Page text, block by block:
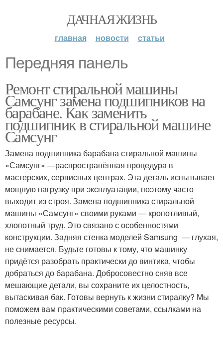
ДАЧНАЯ ЖИЗНЬ
главная новости статьи
Передняя панель
Ремонт стиральной машины
Самсунг замена подшипников на
барабане. Как заменить
подшипник в стиральной машине
Самсунг
Замена подшипника барабана стиральной машины
«Самсунг» —распространённая процедура в
мастерских, сервисных центрах. Эта деталь испытывает
мощную нагрузку при эксплуатации, поэтому часто
выходит из строя. Замена подшипника стиральной
машины «Самсунг» своими руками — кропотливый,
хлопотный труд. Это связано с особенностями
конструкции. Задняя стенка моделей Samsung — глухая,
не снимается. Будьте готовы к тому, что машинку
придётся разобрать практически до винтика, чтобы
добраться до барабана. Добросовестно сняв все
мешающие детали, вы сохраните их целостность,
вытаскивая бак. Готовы вернуть к жизни стиралку? Мы
поможем вам практическими советами, ссылками на
полезные ресурсы.